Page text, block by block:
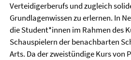
Verteidigerberufs und zugleich
Grundlagenwissen zu erlernen. In
die Student*innen im Rahmen des
Schauspielern der benachbarten
Arts. Da der zweistündige Kurs von